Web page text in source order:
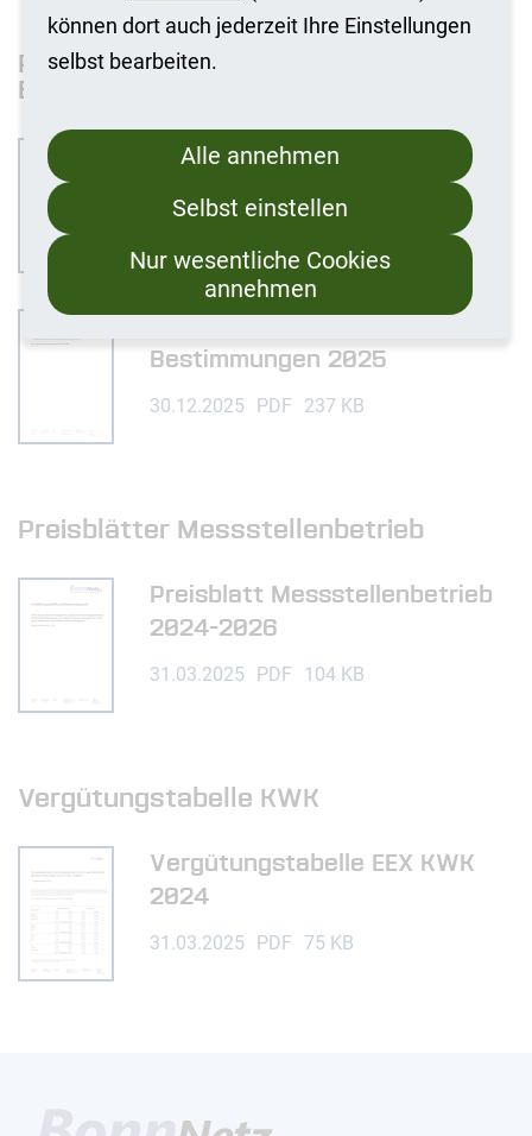
Preisblätter Ergänzende
Bestimmungen
Preisblatt Ergänzende
Preisblatt Ergänzende
Bestimmungen 2025
30.12.2025 PDF 237 KB
Preisblätter Messstellenbetrieb
Preisblatt Messstellenbetrieb
2024-2026
31.03.2025 PDF 104 KB
Vergütungstabelle KWK
Vergütungstabelle EEX KWK
2024
31.03.2025 PDF 75 KB
können dort auch jederzeit Ihre Einstellungen
selbst bearbeiten.
Alle annehmen
Selbst einstellen
Nur wesentliche Cookies
annehmen